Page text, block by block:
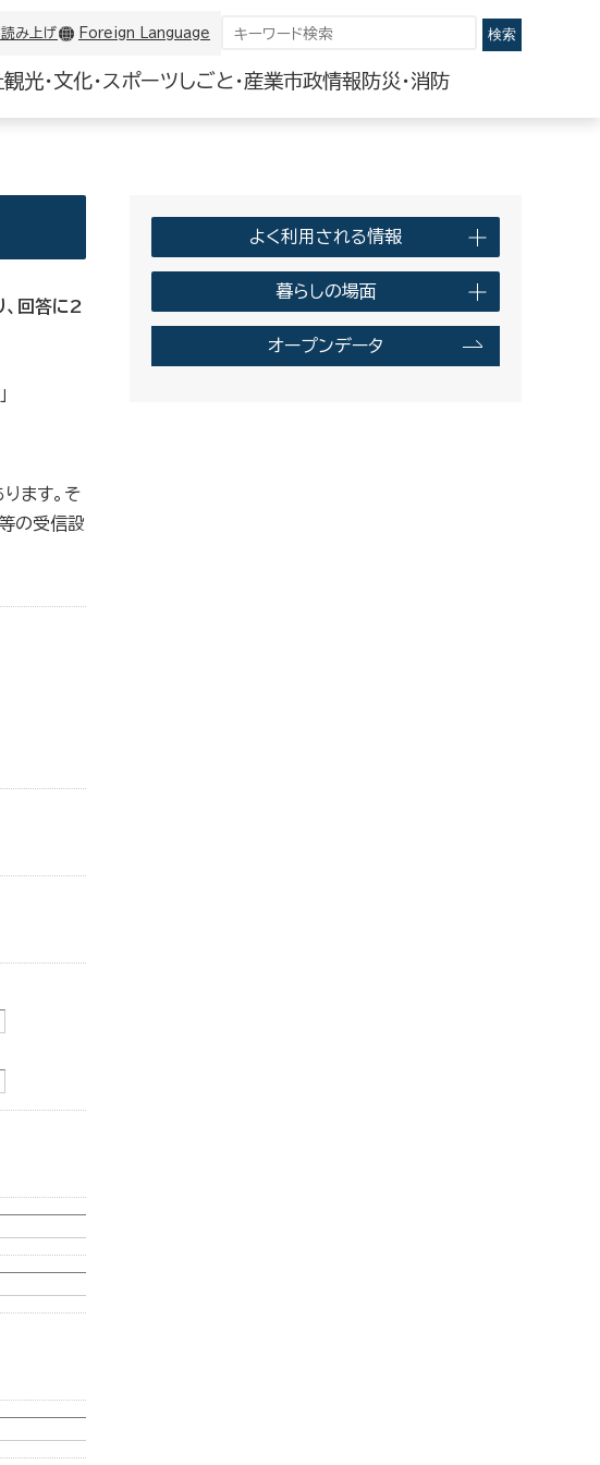
み上げ Foreign Language
観光・文化・スポーツしごと・産業市政情報 防災・消防
よく利用される情報
暮らしの場面
オープンデータ
、回答に2
ます。そ
の受信設